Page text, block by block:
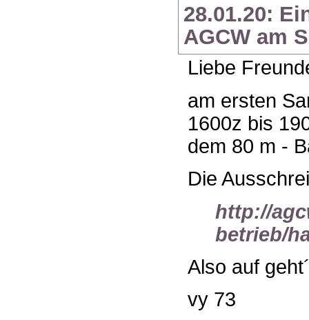
28.01.20:
AGCW am
Liebe
am ersten
1600z bis
dem 80 m -
Die
http://
betrieb/
Also auf
vy 73